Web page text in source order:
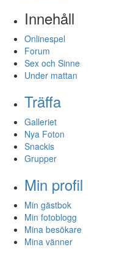
Innehåll
Onlinespel
Forum
Sex och Sinne
Under mattan
Träffa
Galleriet
Nya Foton
Snackis
Grupper
Min profil
Min gästbok
Min fotoblogg
Mina besökare
Mina vänner